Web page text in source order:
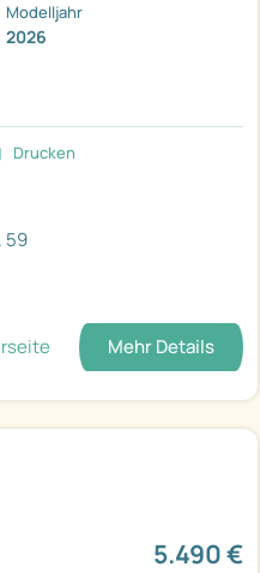
Modelljahr
2026
Drucken
59
Mehr Details
5.490 €